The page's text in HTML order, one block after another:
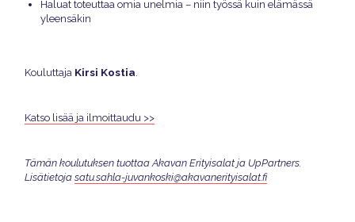
Haluat toteuttaa omia unelmia – niin työssä kuin elämässä
yleensäkin
Kouluttaja Kirsi Kostia.
Katso lisää ja ilmoittaudu >>
Tämän koulutuksen tuottaa Akavan Erityisalat ja UpPartners.
Lisätietoja satu.sahla-juvankoski@akavanerityisalat.fi